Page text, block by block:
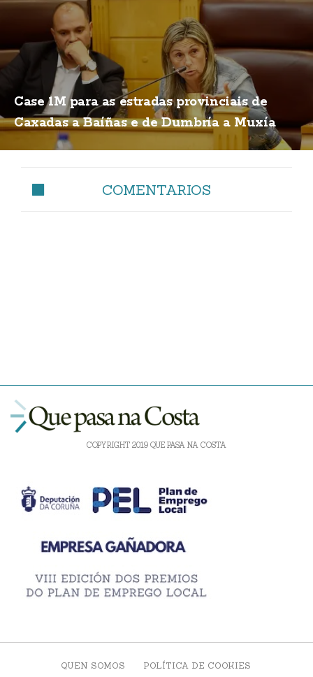
Case 1M para as estradas provinciais de
Caxadas a Baíñas e de Dumbría a Muxía
COMENTARIOS
COPYRIGHT 2019 QUE PASA NA COSTA
QUEN SOMOS POLÍTICA DE COOKIES